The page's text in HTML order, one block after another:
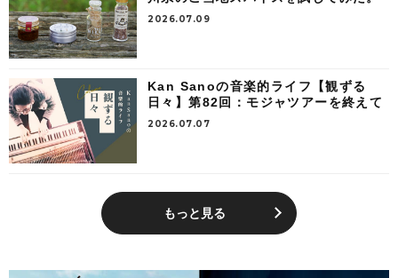
2026.07.09
Kan Sanoの音楽的ライフ【観ずる
日々】第82回：モジャツアーを終えて
2026.07.07
もっと見る